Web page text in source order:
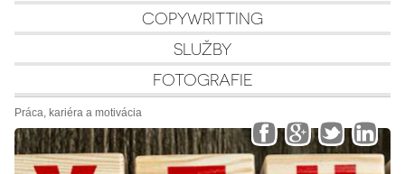
COPYWRITTING
SLUŽBY
FOTOGRAFIE
Práca, kariéra a motivácia